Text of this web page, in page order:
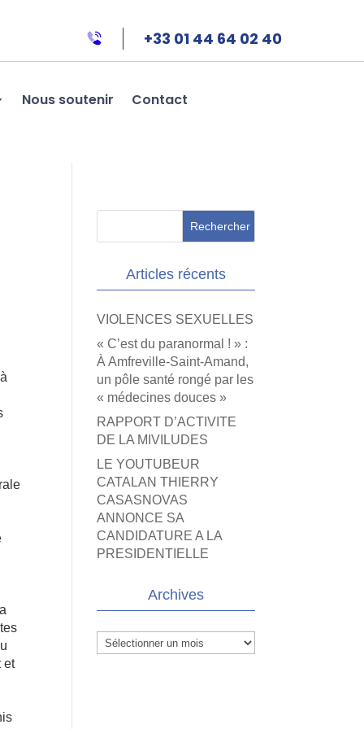
+33 01 44 64 02 40
Nous soutenir Contact
et
Articles récents
VIOLENCES SEXUELLES
« C’est du paranormal ! » :
À Amfreville-Saint-Amand,
un pôle santé rongé par les
« médecines douces »
RAPPORT D’ACTIVITE
DE LA MIVILUDES
LE YOUTUBEUR
CATALAN THIERRY
CASASNOVAS
ANNONCE SA
CANDIDATURE A LA
PRESIDENTIELLE
Archives
Archives